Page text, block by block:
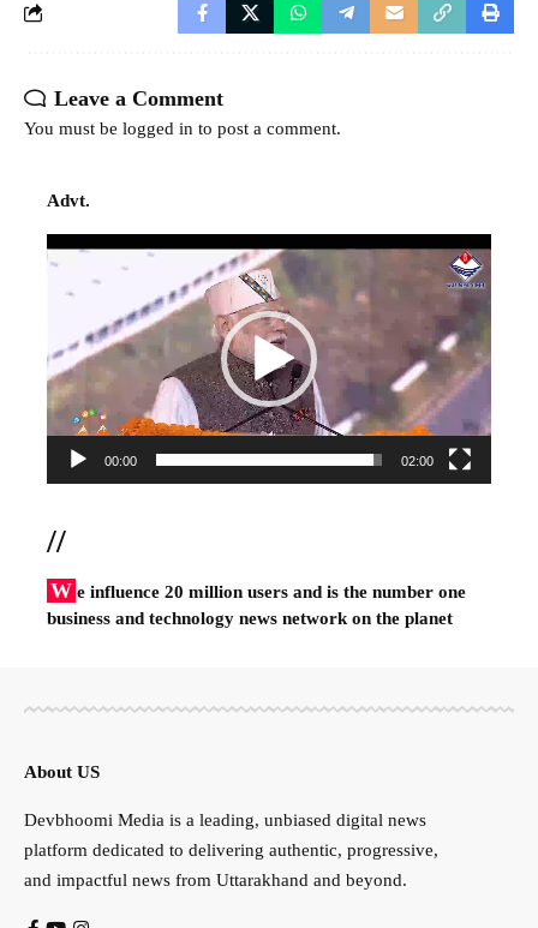
Leave a Comment
You must be logged in to post a comment.
Advt.
Video
00:00 02:00
//
W e influence 20 million users and is the number one
business and technology news network on the planet
About US
Devbhoomi Media is a leading, unbiased digital news
platform dedicated to delivering authentic, progressive,
and impactful news from Uttarakhand and beyond.